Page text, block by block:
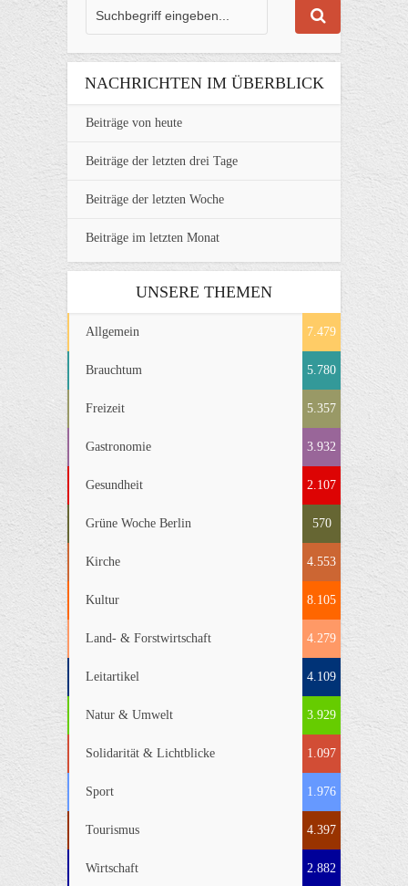
NACHRICHTEN IM ÜBERBLICK
Beiträge von heute
Beiträge der letzten drei Tage
Beiträge der letzten Woche
Beiträge im letzten Monat
UNSERE THEMEN
Allgemein 7.479
Brauchtum 5.780
Freizeit 5.357
Gastronomie 3.932
Gesundheit 2.107
Grüne Woche Berlin 570
Kirche 4.553
Kultur 8.105
Land- & Forstwirtschaft 4.279
Leitartikel 4.109
Natur & Umwelt 3.929
Solidarität & Lichtblicke 1.097
Sport 1.976
Tourismus 4.397
Wirtschaft 2.882